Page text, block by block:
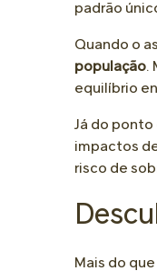
padrão
Quando o
população.
equilíbrio
Já do ponto
impactos
risco de
Mais do